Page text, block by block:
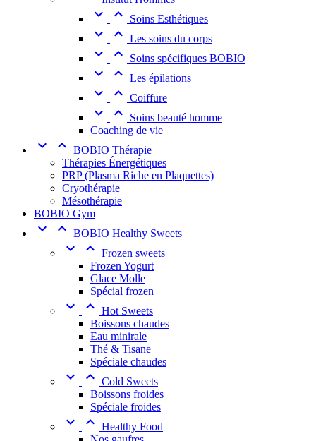
  Soins Esthétiques
  Les soins du corps
  Soins spécifiques BOBIO
  Les épilations
  Coiffure
 
Soins beauté homme
Coaching de vie
  BOBIO Thérapie
Thérapies Énergétiques
PRP (Plasma Riche en Plaquettes)
Cryothérapie
Mésothérapie
BOBIO Gym
  BOBIO Healthy Sweets
  Frozen sweets
Frozen Yogurt
Glace Molle
Spécial frozen
  Hot Sweets
Boissons chaudes
Eau minirale
Thé & Tisane
Spéciale chaudes
  Cold Sweets
Boissons froides
Spéciale froides
  Healthy Food